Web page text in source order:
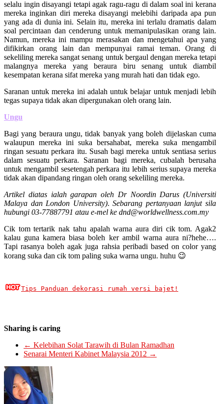
selalu ingin disayangi tetapi agak ragu-ragu di dalam soal ini kerana
mereka inginkan diri mereka disayangi melebihi daripada apa pun
yang ada di dunia ini. Selain itu, mereka ini terlalu dramatis dalam
soal percintaan dan cenderung untuk memanipulasikan orang lain.
Namun, mereka ini mampu merasakan dan mengetahui apa yang
difikirkan orang lain dan mempunyai ramai teman. Orang di
sekeliling mereka sangat senang untuk bergaul dengan mereka tetapi
malangnya mereka yang beraura biru senang untuk diambil
kesempatan kerana sifat mereka yang murah hati dan tidak ego.
Saranan untuk mereka ini adalah untuk belajar untuk menjadi lebih
tegas supaya tidak akan dipergunakan oleh orang lain.
Ungu
Bagi yang beraura ungu, tidak banyak yang boleh dijelaskan cuma
walaupun mereka ini suka bersahabat, mereka suka mengambil
ringan sesuatu perkara itu. Susah bagi mereka untuk sentiasa serius
dalam sesuatu perkara. Saranan bagi mereka, cubalah berusaha
untuk mengambil sesetengah perkara itu lebih serius supaya mereka
tidak akan dipandang ringan oleh orang sekeliling mereka.
Artikel diatas ialah garapan oleh Dr Noordin Darus (Universiti
Malaya dan London University).Sebarang pertanyaan lanjut sila
hubungi 03-77887791 atau e-mel ke dnd@worldwellness.com.my
Cik tom tertarik nak tahu apalah warna aura diri cik tom. Agak2
kalau guna kamera biasa boleh ker ambil warna aura ni?hehe….
Tapi rasanya boleh agak juga rahsia peribadi based on color yang
korang suka dan cik tom paling suka warna ungu. huhu 😉
Tips Panduan dekorasi rumah versi bajet!
Sharing is caring
← Kelebihan Solat Tarawih di Bulan Ramadhan
Senarai Menteri Kabinet Malaysia 2012 →